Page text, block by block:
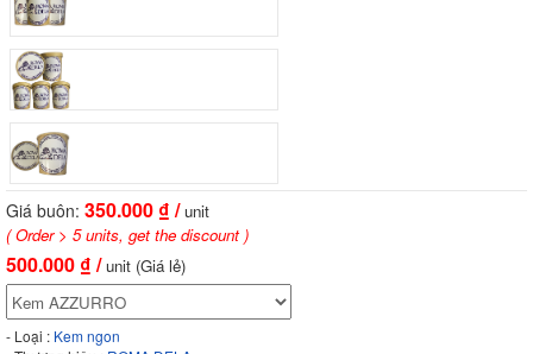
Giá buôn: 350.000 ₫ / unit
( Order > 5 units, get the discount )
500.000 ₫ /unit (Giá lẻ)
- Loại : Kem ngon